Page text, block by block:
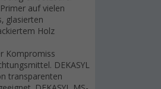
auf vielen
glasierten
Holz
Kompromiss
DEKASYL
transparenten